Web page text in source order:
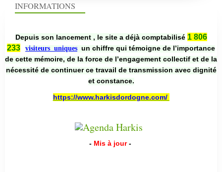
INFORMATIONS
Depuis son lancement , le site a déjà comptabilisé 1 806
233
visiteurs uniques un chiffre qui témoigne de l’importance
de cette mémoire, de la force de l’engagement collectif et de la
nécessité de continuer ce travail de transmission avec dignité
et constance.
https://www.harkisdordogne.com/
- Mis à jour -